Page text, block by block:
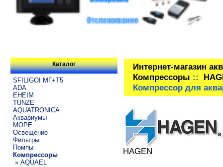
Каталог
SFILIGOI МГ+Т5
ADA
EHEIM
TUNZE
AQUATRONICA
Аквариумы
МОРЕ
Освещение
Фильтры
Помпы
Компрессоры
» AQUAEL
Интернет-магазин
Компрессоры ::
Компрессор для
HAGEN